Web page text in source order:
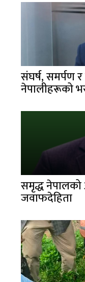
संघर्ष, समर्पण
नेपालीहरूको
समृद्ध
जवाफदेहिता